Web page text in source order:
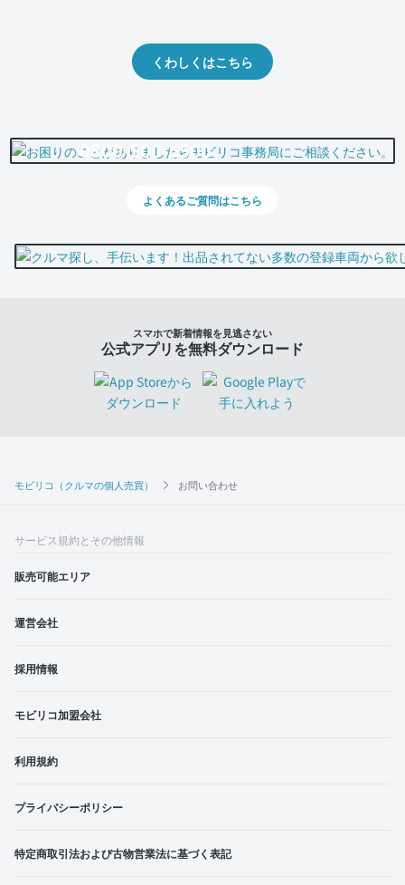
モビリコ（クルマの個人売買） お問い合わせ
くわしくはこちら
0800-500-5500
よくあるご質問はこちら
スマホで新着情報を見逃さない
公式アプリを無料ダウンロード
サービス規約とその他情報
販売可能エリア
運営会社
採用情報
モビリコ加盟会社
利用規約
プライバシーポリシー
特定商取引法および古物営業法に基づく表記